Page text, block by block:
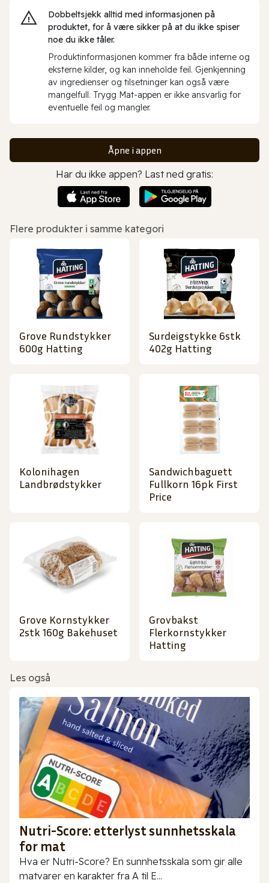
Dobbeltsjekk alltid med informasjonen på
produktet, for å være sikker på at du ikke spiser
noe du ikke tåler.
Produktinformasjonen kommer fra både interne og
eksterne kilder, og kan inneholde feil. Gjenkjenning
av ingredienser og tilsetninger kan også være
mangelfull. Trygg Mat-appen er ikke ansvarlig for
eventuelle feil og mangler.
Åpne i appen
Har du ikke appen? Last ned gratis:
Flere produkter i samme kategori
Grove Rundstykker
600g Hatting
Surdeigstykke 6stk
402g Hatting
Kolonihagen
Landbrødstykker
Sandwichbaguett
Fullkorn 16pk First
Price
Grove Kornstykker
2stk 160g Bakehuset
Grovbakst
Flerkornstykker
Hatting
Les også
Nutri-Score: etterlyst sunnhetsskala
for mat
Hva er Nutri-Score? En sunnhetsskala som gir alle
matvarer en karakter fra A til E...